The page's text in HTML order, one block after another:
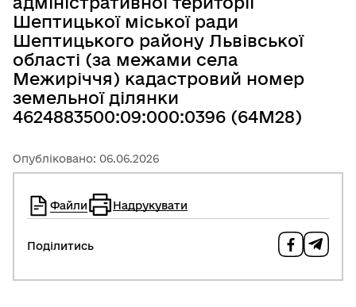
Шептицької міської ради
Шептицького району Львівської
області (за межами села
Межиріччя) кадастровий номер
земельної ділянки
4624883500:09:000:0396 (64М28)
Опубліковано: 06.06.2026
Файли Надрукувати
Поділитись